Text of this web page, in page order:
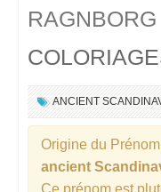
RAGNBORG
ANCIENT
Origine du Prénom
ancient
Ce prénom est